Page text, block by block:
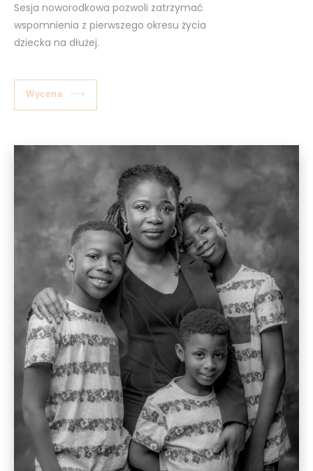
Sesja noworodkowa pozwoli zatrzymać
wspomnienia z pierwszego okresu życia
dziecka na dłużej.
Wycena